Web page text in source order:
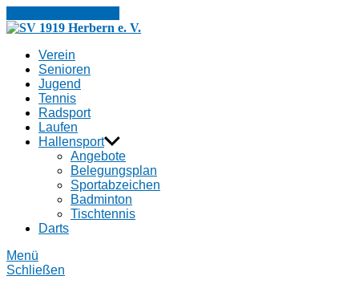
Verein
Senioren
Jugend
Tennis
Radsport
Laufen
Hallensport
Angebote
Belegungsplan
Sportabzeichen
Badminton
Tischtennis
Darts
Menü
Schließen